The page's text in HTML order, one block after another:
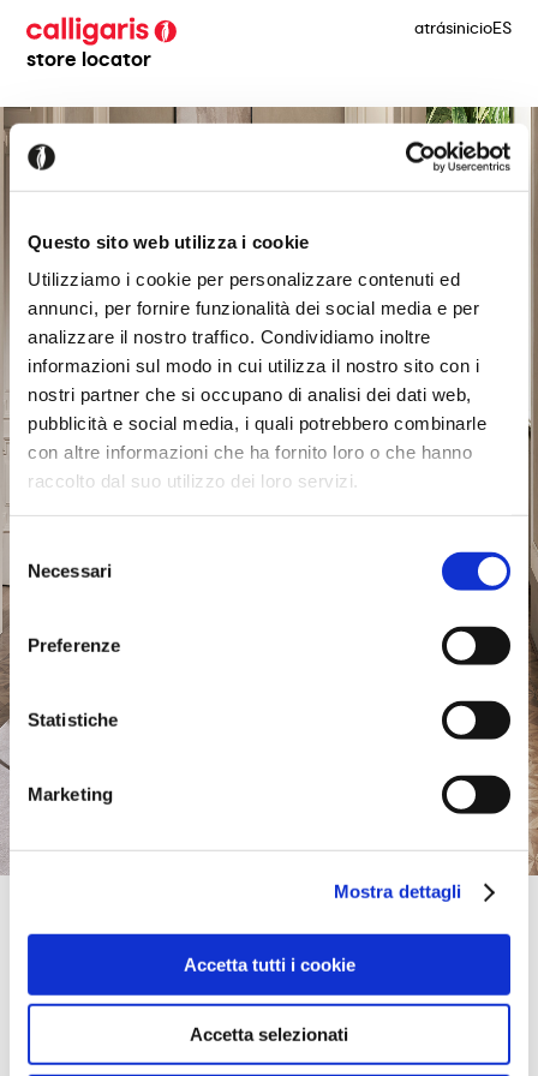
Questo sito web utilizza i cookie
Utilizziamo i cookie per personalizzare contenuti ed
annunci, per fornire funzionalità dei social media e per
analizzare il nostro traffico. Condividiamo inoltre
informazioni sul modo in cui utilizza il nostro sito con i
nostri partner che si occupano di analisi dei dati web,
pubblicità e social media, i quali potrebbero combinarle
con altre informazioni che ha fornito loro o che hanno
raccolto dal suo utilizzo dei loro servizi.
delNecessari
Preferenze
Statistiche
Marketing
Mostra dettagli
Accetta tutti i cookie
Accetta selezionati
store locator
atrásinicioES
G2Mc Inc. La Galerie Du Meuble | Quebec
5, RUE GUYART,
(418)681-0171
llévame aquí